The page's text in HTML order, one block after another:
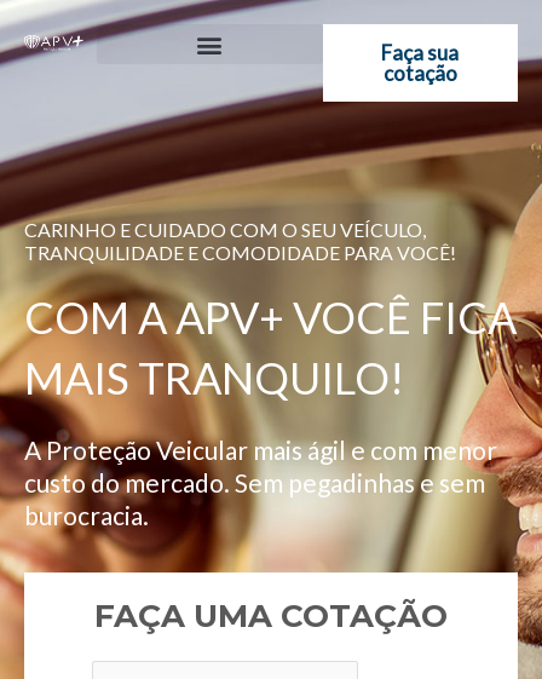
Ir
para
Faça sua
cotação
CARINHO E CUIDADO COM O SEU VEÍCULO,
TRANQUILIDADE E COMODIDADE PARA VOCÊ!
COM A APV+ VOCÊ FICA
MAIS TRANQUILO!
A Proteção Veicular mais ágil e com menor
custo do mercado. Sem pegadinhas e sem
burocracia.
FAÇA UMA COTAÇÃO